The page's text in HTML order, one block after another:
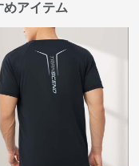
めアイテム